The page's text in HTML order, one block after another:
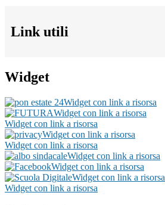
Link utili
Widget
Widget con link a risorsa
Widget con link a risorsa
Widget con link a risorsa
Widget con link a risorsa
Widget con link a risorsa
Widget con link a risorsa
Widget con link a risorsa
Widget con link a risorsa
Widget con link a risorsa